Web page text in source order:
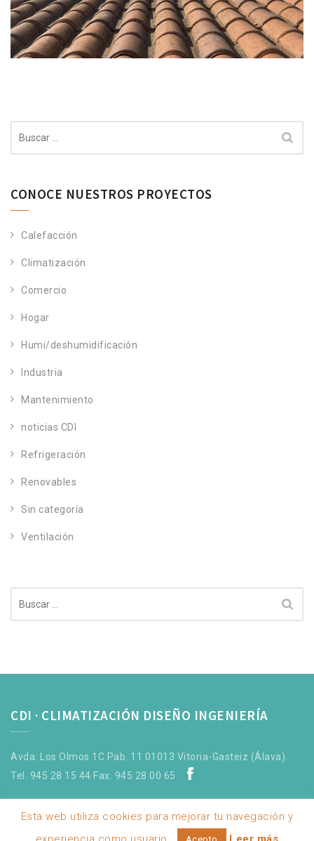
CONOCE NUESTROS PROYECTOS
Calefacción
Climatización
Comercio
Hogar
Humi/deshumidificación
Industria
Mantenimiento
noticias CDI
Refrigeración
Renovables
Sin categoría
Ventilación
CDI · CLIMATIZACIÓN DISEÑO INGENIERÍA
Avda. Los Olmos 1C Pab. 11 01013 Vitoria-Gasteiz (Álava).
Tel. 945 28 15 44 Fax. 945 28 00 65
Esta web utiliza cookies para mejorar tu navegación y